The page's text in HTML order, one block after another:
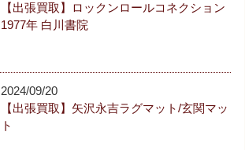
【出張買取】ロックンロールコネクション
1977年 白川書院
2024/09/20
【出張買取】矢沢永吉ラグマット/玄関マッ
ト